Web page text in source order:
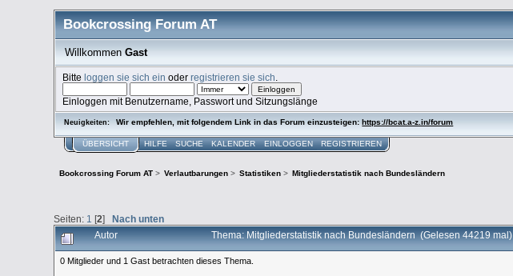
Bookcrossing Forum AT
Willkommen Gast
Bitteloggen sie sich ein oderregistrieren sie sich
Einloggen mit Benutzername, Passwort und Sitzungslänge
Neuigkeiten: Wir empfehlen, mit folgendem Link in das Forum einzusteigen:https://bcat.a-z.in/forum
ÜBERSICHT HILFE SUCHE KALENDER EINLOGGEN REGISTRIEREN
Bookcrossing Forum AT> Verlautbarungen> Statistiken> Mitgliederstatistik nach Bundesländern
Seiten: 1 [2] Nach unten
Autor Thema: Mitgliederstatistik nach Bundesländern (Gelesen 44219 mal)
0 Mitglieder und 1 Gast betrachten dieses Thema.